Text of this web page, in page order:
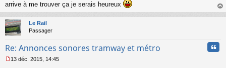
n
o
n
l
u
arrive à me trouver ça je serais heureux
au
Le Rail
Passager
Re: Annonces sonores tramway et métro
13 déc. 2015, 14:45